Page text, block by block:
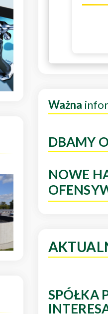
Ważna
DBAMY
NOWE
SPÓŁKA